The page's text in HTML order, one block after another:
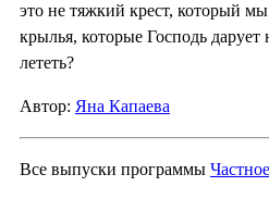
это не тяжкий крест, который
крылья, которые Господь
лететь?
Автор: Яна Капаева
Все выпуски программы